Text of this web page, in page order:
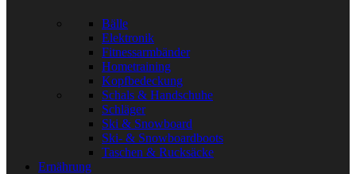
Bälle
Elektronik
Fitnessarmbänder
Hometraining
Kopfbedeckung
Schals & Handschuhe
Schläger
Ski & Snowboard
Ski- & Snowboardboots
Taschen & Rucksäcke
Ernährung